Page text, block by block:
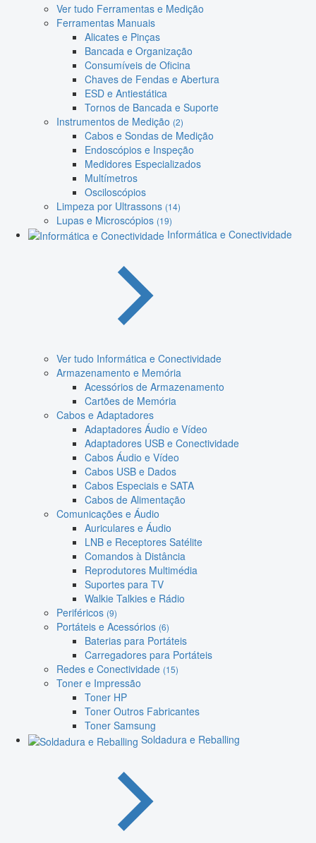
Ver tudo Ferramentas e Medição
Ferramentas Manuais
Alicates e Pinças
Bancada e Organização
Consumíveis de Oficina
Chaves de Fendas e Abertura
ESD e Antiestática
Tornos de Bancada e Suporte
Instrumentos de Medição (2)
Cabos e Sondas de Medição
Endoscópios e Inspeção
Medidores Especializados
Multímetros
Osciloscópios
Limpeza por Ultrassons (14)
Lupas e Microscópios (19)
Informática e Conectividade
Ver tudo Informática e Conectividade
Armazenamento e Memória
Acessórios de Armazenamento
Cartões de Memória
Cabos e Adaptadores
Adaptadores Áudio e Vídeo
Adaptadores USB e Conectividade
Cabos Áudio e Vídeo
Cabos USB e Dados
Cabos Especiais e SATA
Cabos de Alimentação
Comunicações e Áudio
Auriculares e Áudio
LNB e Receptores Satélite
Comandos à Distância
Reprodutores Multimédia
Suportes para TV
Walkie Talkies e Rádio
Periféricos (9)
Portáteis e Acessórios (6)
Baterias para Portáteis
Carregadores para Portáteis
Redes e Conectividade (15)
Toner e Impressão
Toner HP
Toner Outros Fabricantes
Toner Samsung
Soldadura e Reballing